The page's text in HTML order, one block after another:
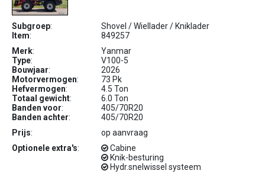
Subgroep:
Shovel / Wiellader / Kniklader
Item:
849257
Merk:
Yanmar
Type:
V100-5
Bouwjaar:
2026
Motorvermogen:
73 Pk
Hefvermogen:
4.5 Ton
Totaal gewicht:
6.0 Ton
Banden voor:
405/70R20
Banden achter:
405/70R20
Prijs:
op aanvraag
Optionele extra's:
Cabine
Knik-besturing
Hydr.snelwissel systeem